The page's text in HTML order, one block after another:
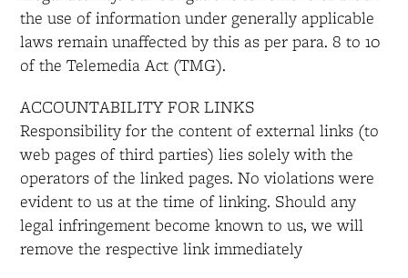
the use of information under generally applicable
laws remain unaffected by this as per para. 8 to 10
of the Telemedia Act (TMG).
ACCOUNTABILITY FOR LINKS
Responsibility for the content of external links (to
web pages of third parties) lies solely with the
operators of the linked pages. No violations were
evident to us at the time of linking. Should any
legal infringement become known to us, we will
remove the respective link immediately